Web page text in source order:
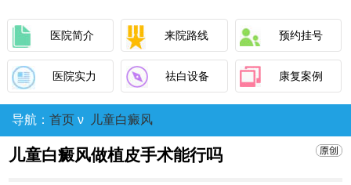
医院简介 来院路线 预约挂号
医院实力 祛白设备 康复案例
导航： 首页 ν 儿童白癜风
儿童白癜风做植皮手术能行吗